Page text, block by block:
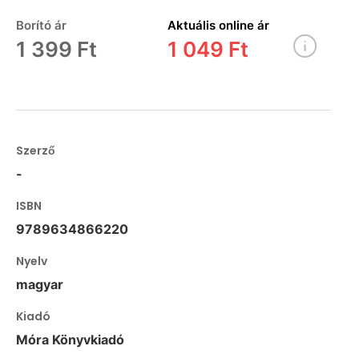
Borító ár
1 399 Ft
Aktuális online ár
1 049 Ft
Szerző
-
ISBN
9789634866220
Nyelv
magyar
Kiadó
Móra Könyvkiadó